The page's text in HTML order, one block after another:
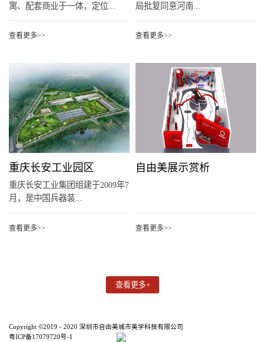
寓、配套商业于一体，定位...
查看更多>>
局批复同意河南...
查看更多>>
重庆长安工业园区
重庆长安工业集团组建于2009年7
月，是中国兵器装...
查看更多>>
自由美展示赏析
查看更多>>
Copyright ©2019 - 2020 深圳市自由美城市美学科技有限公司
粤ICP备17079720号-1